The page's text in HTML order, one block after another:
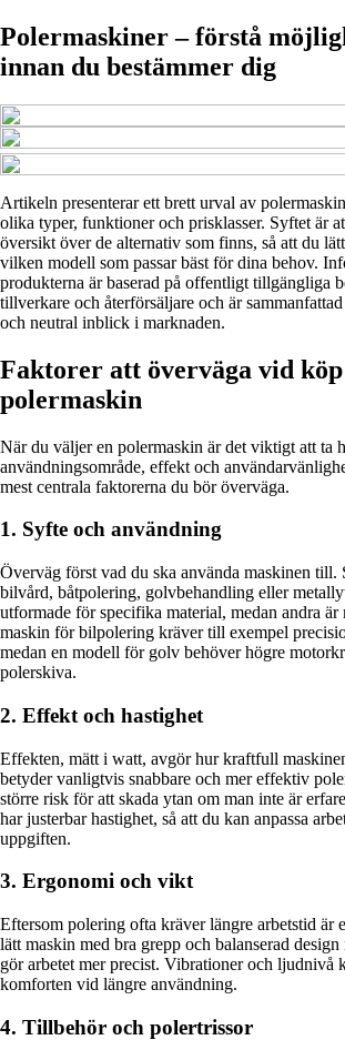
Polermaskiner – förstå
innan du bestämmer dig
Artikeln presenterar ett brett urval av
olika typer, funktioner och prisklasser. Syftet är
översikt över de alternativ som finns, så att du
vilken modell som passar bäst för dina behov.
produkterna är baserad på offentligt tillgängliga
tillverkare och återförsäljare och är
och neutral inblick i marknaden.
Faktorer att överväga vid
polermaskin
När du väljer en polermaskin är det viktigt att ta
användningsområde, effekt och
mest centrala faktorerna du bör överväga.
1. Syfte och användning
Överväg först vad du ska använda maskinen till.
bilvård, båtpolering, golvbehandling eller
utformade för specifika material, medan andra är
maskin för bilpolering kräver till exempel
medan en modell för golv behöver högre
polerskiva.
2. Effekt och hastighet
Effekten, mätt i watt, avgör hur kraftfull
betyder vanligtvis snabbare och mer effektiv
större risk för att skada ytan om man inte är
har justerbar hastighet, så att du kan anpassa
uppgiften.
3. Ergonomi och vikt
Eftersom polering ofta kräver längre arbetstid är
lätt maskin med bra grepp och balanserad
gör arbetet mer precist. Vibrationer och ljudnivå
komforten vid längre användning.
4. Tillbehör och polertrissor